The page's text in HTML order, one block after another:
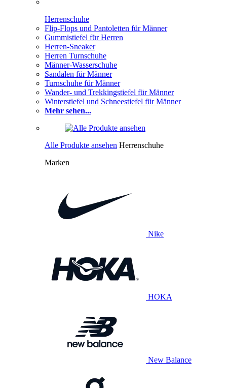
Herrenschuhe
Flip-Flops und Pantoletten für Männer
Gummistiefel für Herren
Herren-Sneaker
Herren Turnschuhe
Männer-Wasserschuhe
Sandalen für Männer
Turnschuhe für Männer
Wander- und Trekkingstiefel für Männer
Winterstiefel und Schneestiefel für Männer
Mehr sehen...
Alle Produkte ansehen Herrenschuhe
Marken
Nike
HOKA
New Balance